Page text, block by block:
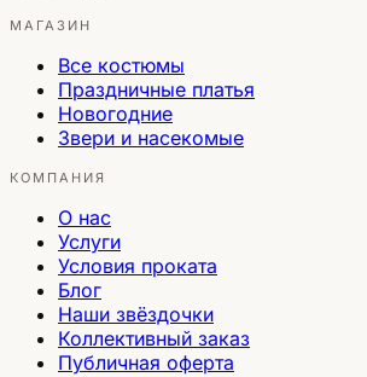
МАГАЗИН
Все костюмы
Праздничные платья
Новогодние
Звери и насекомые
КОМПАНИЯ
О нас
Услуги
Условия проката
Блог
Наши звёздочки
Коллективный заказ
Публичная оферта